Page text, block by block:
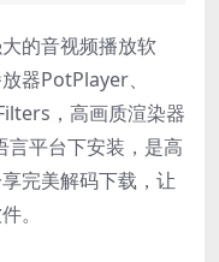
的音视频播放软
器PotPlayer、
，高画质渲染器
言平台下安装，是高
完美解码下载，让
。